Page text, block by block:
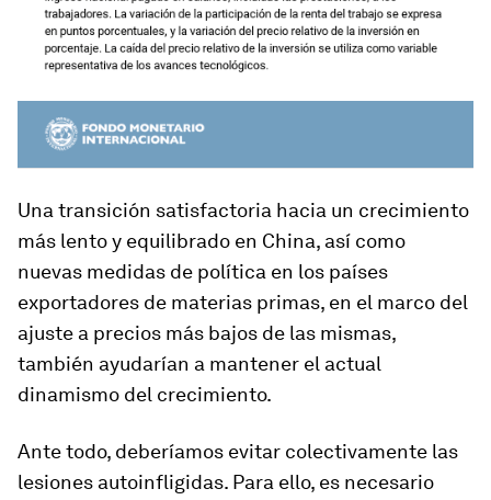
Una transición satisfactoria hacia un crecimiento
más lento y equilibrado en China, así como
nuevas medidas de política en los países
exportadores de materias primas, en el marco del
ajuste a precios más bajos de las mismas,
también ayudarían a mantener el actual
dinamismo del crecimiento.
Ante todo, deberíamos evitar colectivamente las
lesiones autoinfligidas. Para ello, es necesario